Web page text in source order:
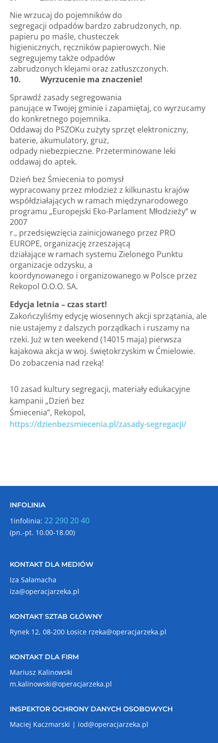
Nie wrzucaj do pojemników do
segregacji odpadów bardzo zabrudzonych, np.
papieru po maśle, chusteczek
higienicznych, ręczników papierowych. Nie
segregujemy także odpadów
zabrudzonych klejami oraz zatłuszczonych.
10. Wyrzucenie ma znaczenie!
Sprawdź zasady segregowania
panujące w Twojej gminie i zapamiętaj, co wyrzucamy
do konkretnego pojemnika.
Oddawaj do PSZOKu zużyty sprzęt elektroniczny,
baterie, akumulatory, gruz,
odpady niebezpieczne. Przeterminowane leki
oddawaj do aptek.
Dzień bez Śmiecenia to pomysł
wypracowany przez młodzież z kilkunastu krajów
współdziałających w ramach międzynarodowego
programu „Europejski Eko-Parlament Młodzieży” w
2007
r., przedsięwzięcia zainicjowanego przez PRO
EUROPE, organizację zrzeszającą
działające w ramach systemu Zielonego Punktu
organizacje odzysku, a
koordynowanego i organizowanego w Polsce przez
Rekopol O.O.O. SA.
Edycja letnia – czas start!
Zakończyliśmy edycję wiosennych akcji sprzątania, ale
nie ustajemy z dalszych porządkach i ruszamy na
rzeki. Już w ten weekend (14015 maja) pierwsza
kajakowa akcja w woj. świętokrzyskim w Ćmielowie.
Do zobaczenia nad rzeką!
10 zasad kultury segregacji, materiały edukacyjne
kampanii „Dzień bez
Śmiecenia”, Rekopol,
https://dzienbezsmiecenia.pl/zasady-segregacji/
INFOLINIA
1infolinia: 22 290 20 40
(pn.-pt. 10.00-18.00)
KONTAKT DLA MEDIÓW
Iza Sałamacha
iza@operacjarzeka.pl
KONTAKT SZTAB GŁÓWNY
Rynek 12, 08-200 Łosice rzeka@operacjarzeka.pl
KONTAKT DLA FIRM
Mariusz Kalinowski
m.kalinowski@operacjarzeka.pl
INSPEKTOR OCHRONY DANYCH OSOBOWYCH
Maciej Kaczmarski | iod@operacjarzeka.pl